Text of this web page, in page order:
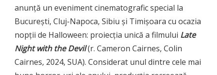
anunță un eveniment cinematografic special la
București, Cluj-Napoca, Sibiu și Timișoara cu ocazia
nopții de Halloween: proiecția unică a filmului Late
Night with the Devil(r. Cameron Cairnes, Colin
Cairnes, 2024, SUA). Considerat unul dintre cele mai